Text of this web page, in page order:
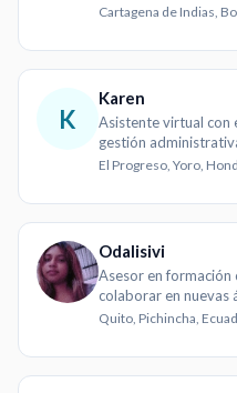
Cartagena de Indias,
K
Karen
Asistente virtual con
gestión
El Progreso, Yoro,
Odalisivi
Asesor en
colaborar en nuevas
Quito, Pichincha,